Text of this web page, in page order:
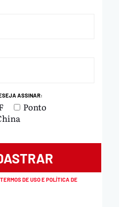
ASSINAR:
Ponto
TERMOS DE USO E POLÍTICA DE